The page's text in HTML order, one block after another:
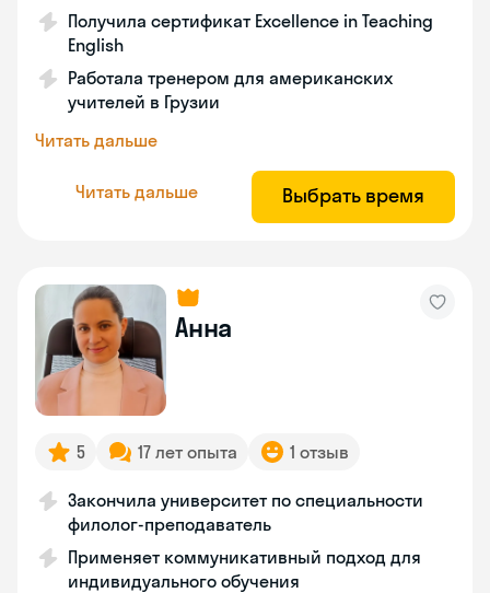
Получила сертификат Excellence in Teaching
English
Работала тренером для американских
учителей в Грузии
Читать дальше
Читать дальше Выбрать время
Анна
5 17 лет опыта 1 отзыв
Закончила университет по специальности
филолог-преподаватель
Применяет коммуникативный подход для
индивидуального обучения